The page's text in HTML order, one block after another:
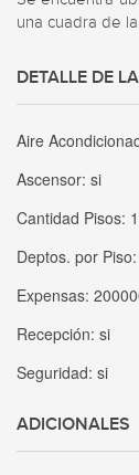
una cuadra de
DETALLE DE
Aire
Ascensor: si
Cantidad Pisos:
Deptos. por Piso:
Expensas:
Recepción: si
Seguridad: si
ADICIONALES